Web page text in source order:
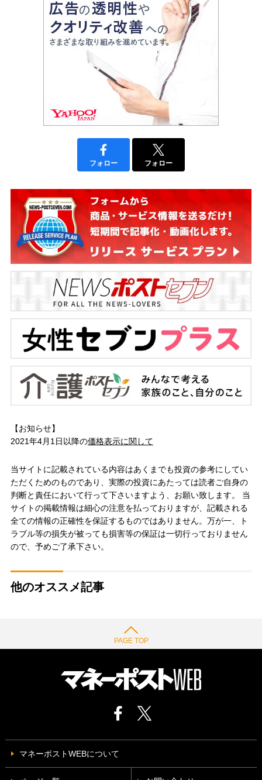
フォロー フォロー
【お知らせ】
2021年4月1日以降の価格表示に関して
当サイトに記載されている内容はあくまでも投資の参考にしてい
ただくためのものであり、実際の投資にあたっては読者ご自身の
判断と責任において行って下さいますよう、お願い致します。 当
サイトの掲載情報は細心の注意を払っておりますが、記載される
全ての情報の正確性を保証するものではありません。万が一、ト
ラブル等の損失が被っても損害等の保証は一切行っておりません
ので、予めご了承下さい。
他のオススメ記事
PAGE TOP
マネーポストWEBについて